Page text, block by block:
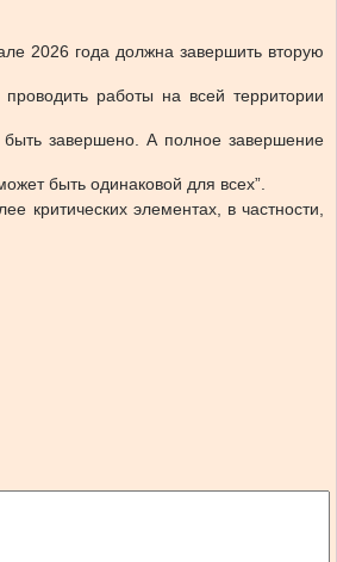
2026 года должна завершить вторую
работы на всей территории
завершено. А полное завершение
быть одинаковой для всех”.
критических элементах, в частности,